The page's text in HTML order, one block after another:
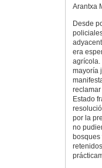
Arantxa
Desde
era
agrícola.
mayoría
reclamar
Estado
por la
no
bosques